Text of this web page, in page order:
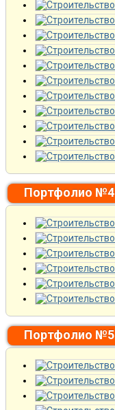
Портфолио №4
Портфолио №5